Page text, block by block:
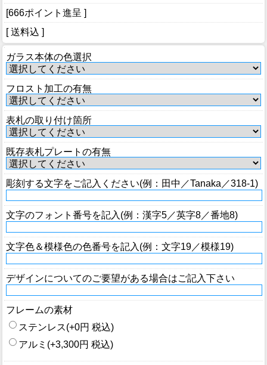
[666ポイント進呈 ]
[ 送料込 ]
ガラス本体の色選択
フロスト加工の有無
表札の取り付け箇所
既存表札プレートの有無
彫刻する文字をご記入ください(例：田中／Tanaka／318-1)
文字のフォント番号を記入(例：漢字5／英字8／番地8)
文字色＆模様色の色番号を記入(例：文字19／模様19)
デザインについてのご要望がある場合はご記入下さい
フレームの素材
ステンレス(+0円 税込)
アルミ(+3,300円 税込)